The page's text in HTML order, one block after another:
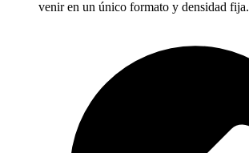
venir en un único formato y densidad fija.